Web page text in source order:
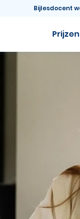
Bijlesdocent
Prijzen